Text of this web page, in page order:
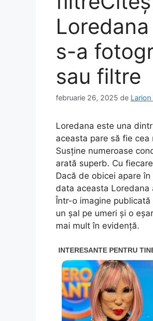
s-a
sau filtre
februarie 26, 2025 de
Loredana este una
aceasta pare să fie
Susține numeroase
arată superb. Cu
Dacă de obicei apare
data aceasta
Într-o imagine
un șal pe umeri și o
mai mult în evidență.